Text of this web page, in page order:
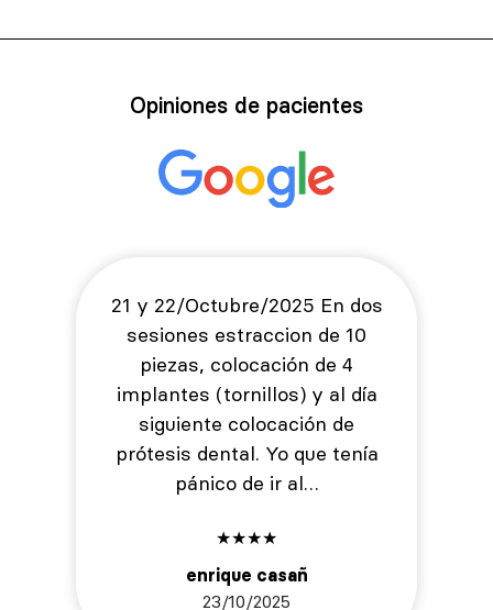
Opiniones de pacientes
21 y 22/Octubre/2025 En dos
sesiones estraccion de 10
piezas, colocación de 4
implantes (tornillos) y al día
siguiente colocación de
prótesis dental. Yo que tenía
pánico de ir al…
★★★★
enrique casañ
23/10/2025